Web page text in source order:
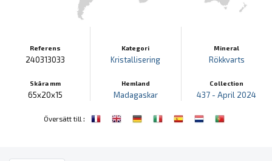
Referens
240313033
Skära mm
65x20x15
Kategori
Kristallisering
Hemland
Madagaskar
Mineral
Rökkvarts
Collection
437 - April 2024
Översätt till :